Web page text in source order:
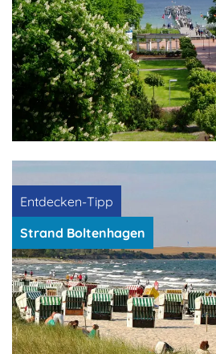
Entdecken-Tipp
Strand Boltenhagen